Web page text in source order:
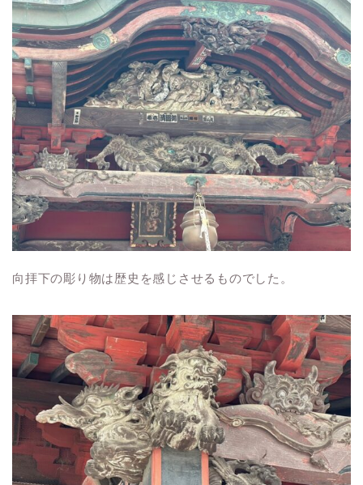
向拝下の彫り物は歴史を感じさせるものでした。